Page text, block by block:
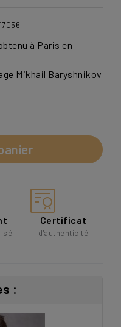
à Paris en
Mikhail Baryshnikov
Certificat
d'authenticité
: